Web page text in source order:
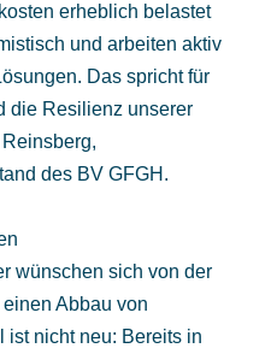
erheblich belastet
und arbeiten aktiv
Das spricht für
die Resilienz unserer
des BV GFGH.
wünschen sich von der
Abbau von
ist nicht neu: Bereits in